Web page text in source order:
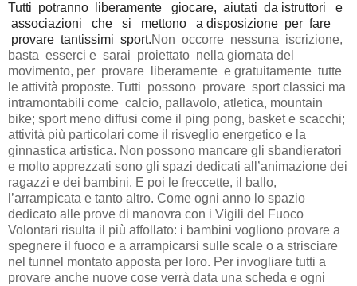
Tutti potranno liberamente giocare, aiutati da istruttori e
associazioni che si mettono a disposizione per fare
provare tantissimi sport.Non occorre nessuna iscrizione,
basta esserci e sarai proiettato nella giornata del
movimento, per provare liberamente e gratuitamente tutte
le attività proposte. Tutti possono provare sport classici ma
intramontabili come calcio, pallavolo, atletica, mountain
bike; sport meno diffusi come il ping pong, basket e scacchi;
attività più particolari come il risveglio energetico e la
ginnastica artistica. Non possono mancare gli sbandieratori
e molto apprezzati sono gli spazi dedicati all’animazione dei
ragazzi e dei bambini. E poi le freccette, il ballo,
l’arrampicata e tanto altro. Come ogni anno lo spazio
dedicato alle prove di manovra con i Vigili del Fuoco
Volontari risulta il più affollato: i bambini vogliono provare a
spegnere il fuoco e a arrampicarsi sulle scale o a strisciare
nel tunnel montato apposta per loro. Per invogliare tutti a
provare anche nuove cose verrà data una scheda e ogni